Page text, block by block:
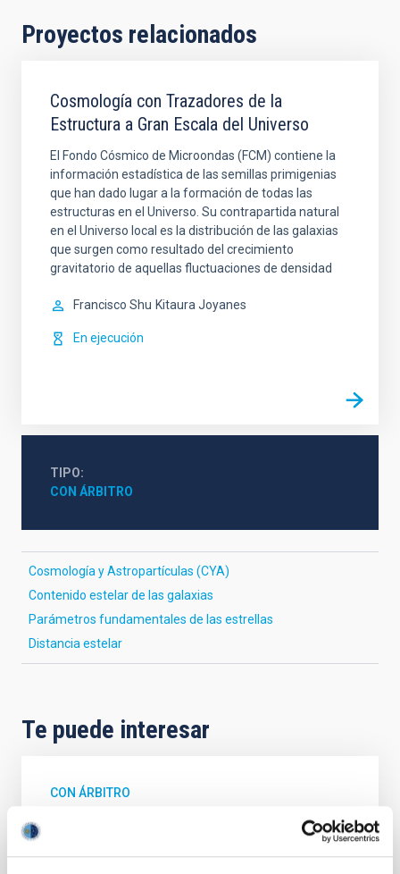
Proyectos relacionados
Cosmología con Trazadores de la
Estructura a Gran Escala del Universo
El Fondo Cósmico de Microondas (FCM) contiene la
información estadística de las semillas primigenias
que han dado lugar a la formación de todas las
estructuras en el Universo. Su contrapartida natural
en el Universo local es la distribución de las galaxias
que surgen como resultado del crecimiento
gravitatorio de aquellas fluctuaciones de densidad
Francisco Shu Kitaura Joyanes
En ejecución
TIPO
CON ÁRBITRO
Cosmología y Astropartículas (CYA)
Contenido estelar de las galaxias
Parámetros fundamentales de las estrellas
Distancia estelar
Te puede interesar
CON ÁRBITRO
Magnetic Field Alignment with Dense
Cores in the Transition between Cloud and